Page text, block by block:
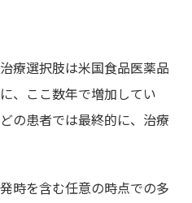
療選択肢は米国食品医薬品
、ここ数年で増加してい
の患者では最終的に、治療
時を含む任意の時点での多